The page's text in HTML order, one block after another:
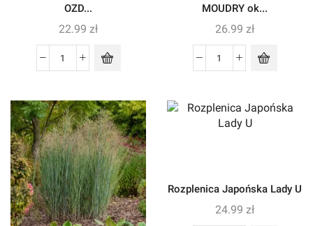
OZD...
22.99 zł
MOUDRY ok...
26.99 zł
Rozplenica Japońska Lady U
24.99 zł